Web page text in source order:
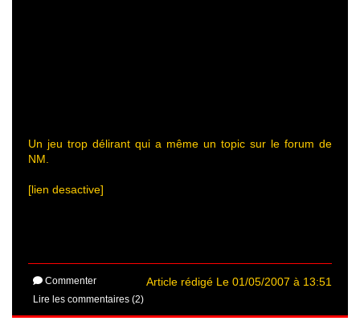
Un jeu trop délirant qui a même un topic sur le forum de
NM.
[lien desactive]
Article rédigé Le 01/05/2007 à 13:51
Commenter
Lire les commentaires (2)